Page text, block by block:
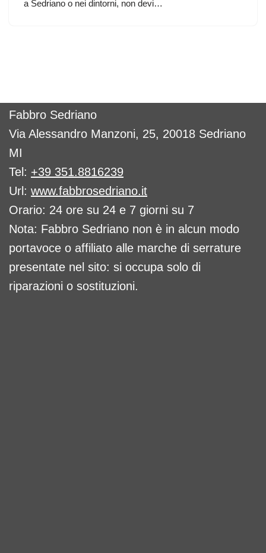
a Sedriano o nei dintorni, non devi…
Fabbro Sedriano
Via Alessandro Manzoni, 25, 20018 Sedriano
MI
Tel: +39 351.8816239
Url: www.fabbrosedriano.it
Orario: 24 ore su 24 e 7 giorni su 7
Nota: Fabbro Sedriano non è in alcun modo
portavoce o affiliato alle marche di serrature
presentate nel sito: si occupa solo di
riparazioni o sostituzioni.